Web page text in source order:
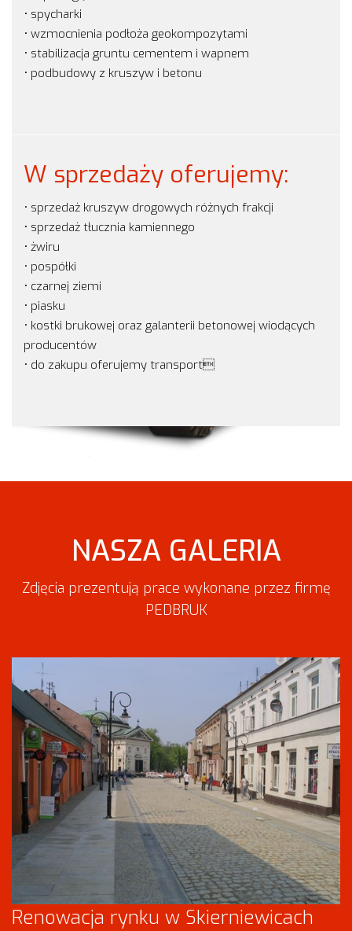
• spycharki
• wzmocnienia podłoża geokompozytami
• stabilizacja gruntu cementem i wapnem
• podbudowy z kruszyw i betonu
W sprzedaży oferujemy:
• sprzedaż kruszyw drogowych różnych frakcji
• sprzedaż tłucznia kamiennego
• żwiru
• pospółki
• czarnej ziemi
• piasku
• kostki brukowej oraz galanterii betonowej wiodących
producentów
• do zakupu oferujemy transport
NASZA GALERIA
Zdjęcia prezentują prace wykonane przez firmę
PEDBRUK
Renowacja rynku w Skierniewicach